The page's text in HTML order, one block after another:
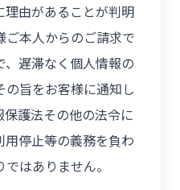
理由があることが判明
ご本人からのご請求で
、遅滞なく個人情報の
旨をお客様に通知し
保護法その他の法令に
用停止等の義務を負わ
はありません。